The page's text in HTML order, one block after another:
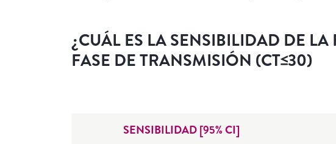
¿CUÁL ES LA SENSIBILIDAD DE
FASE DE TRANSMISIÓN (CT≤30)
SENSIBILIDAD [95% CI]